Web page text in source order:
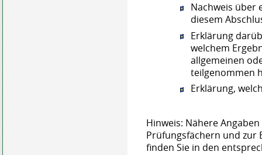
Nachweis über
diesem
Erklärung
welchem
allgemeinen
teilgenommen
Erklärung,
Hinweis: Nähere
Prüfungsfächern und zur
finden Sie in den